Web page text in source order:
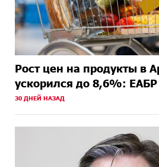
Рост цен на продукты в
ускорился до 8,6%: ЕАБР
30 ДНЕЙ НАЗАД